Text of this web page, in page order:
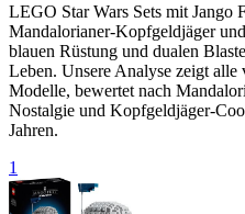
LEGO Star Wars Sets mit Jango
Mandalorianer-Kopfgeldjäger
blauen Rüstung und dualen
Leben. Unsere Analyse zeigt
Modelle, bewertet nach
Nostalgie und Kopfgeldjäger-
Jahren.
1